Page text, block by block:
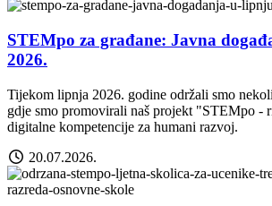
STEMpo za građane: Javna
2026.
Tijekom lipnja 2026. godine održali smo
gdje smo promovirali naš projekt "STEMpo -
digitalne kompetencije za humani razvoj.
20.07.2026.